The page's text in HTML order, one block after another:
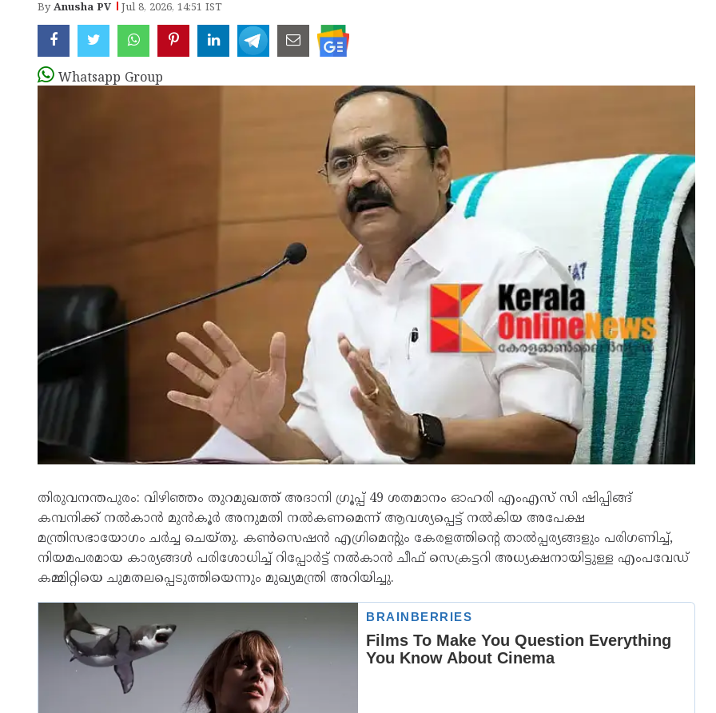
ByAnusha PV Jul 8, 2026, 14:51 IST
Whatsapp Group
തിരുവനന്തപുരം: വിഴിഞ്ഞം തുറമുഖത്ത് അദാനി ഗ്രൂപ്പ് 49 ശതമാനം ഓഹരി എംഎസ് സി ഷിപ്പിങ്ങ്
കമ്പനിക്ക് നല്‍കാന്‍ മുന്‍കൂര്‍ അനുമതി നല്‍കണമെന്ന് ആവശ്യപ്പെട്ട് നല്‍കിയ അപേക്ഷ
മന്ത്രിസഭായോഗം ചര്‍ച്ച ചെയ്തു. കണ്‍സെഷന്‍ എഗ്രിമെന്റും കേരളത്തിന്റെ താല്‍പ്പര്യങ്ങളും പരിഗണിച്ച്,
നിയമപരമായ കാര്യങ്ങള്‍ പരിശോധിച്ച് റിപ്പോര്‍ട്ട് നല്‍കാന്‍ ചീഫ് സെക്രട്ടറി അധ്യക്ഷനായിട്ടുള്ള എംപവേഡ്
കമ്മിറ്റിയെ ചുമതലപ്പെടുത്തിയെന്നും മുഖ്യമന്ത്രി അറിയിച്ചു.